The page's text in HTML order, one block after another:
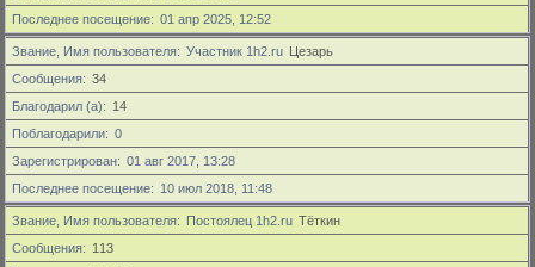
Последнее посещение
01 апр 2025, 12:52
Звание, Имя пользователя Участник 1h2.ru Цезарь
Сообщения
34
Благодарил (а)
14
Поблагодарили
0
Зарегистрирован
01 авг 2017, 13:28
Последнее посещение
10 июл 2018, 11:48
Звание, Имя пользователя Постоялец 1h2.ru Тёткин
Сообщения
113